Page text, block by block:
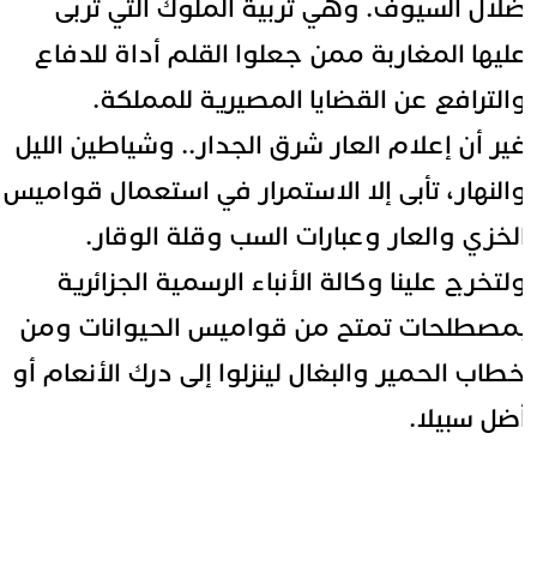
السيوف. وهي تربية الملوك التي تربى
المغاربة ممن جعلوا القلم أداة للدفاع
عن القضايا المصيرية للمملكة.
أن إعلام العار شرق الجدار.. وشياطين الليل
تأبى إلا الاستمرار في استعمال قواميس
والعار وعبارات السب وقلة الوقار.
علينا وكالة الأنباء الرسمية الجزائرية
تمتح من قواميس الحيوانات ومن
الحمير والبغال لينزلوا إلى درك الأنعام أو
سبيلا.